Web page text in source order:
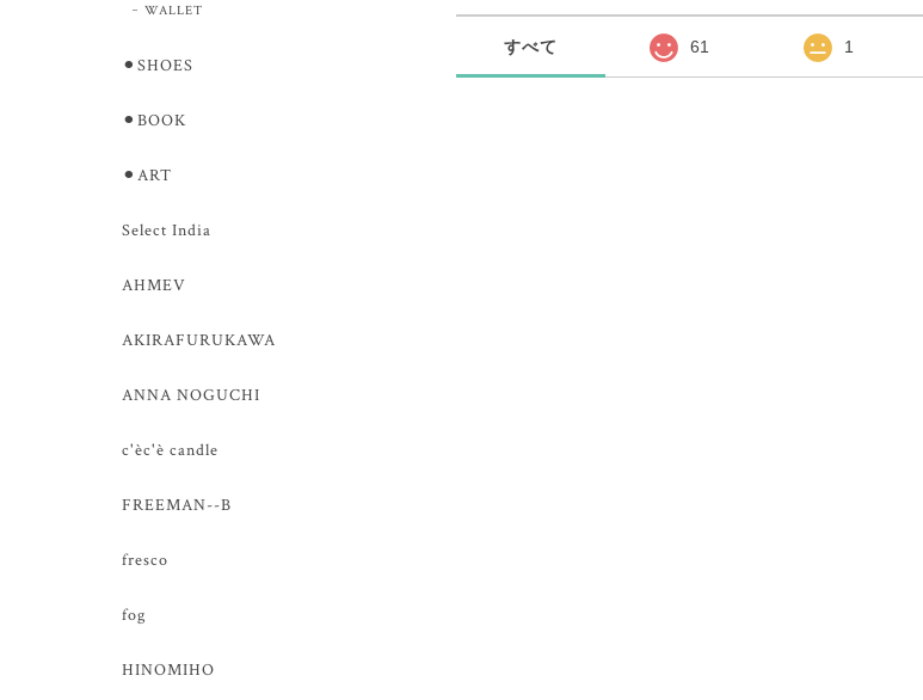
すべて 61 1
WALLET
⚫︎SHOES
⚫︎BOOK
⚫︎ART
Select India
AHMEV
AKIRAFURUKAWA
ANNA NOGUCHI
c'èc'è candle
FREEMAN--B
fresco
fog
HINOMIHO